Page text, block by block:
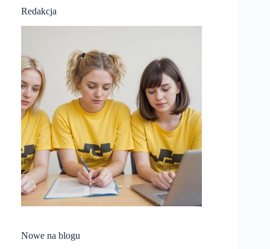
Redakcja
Nowe na blogu